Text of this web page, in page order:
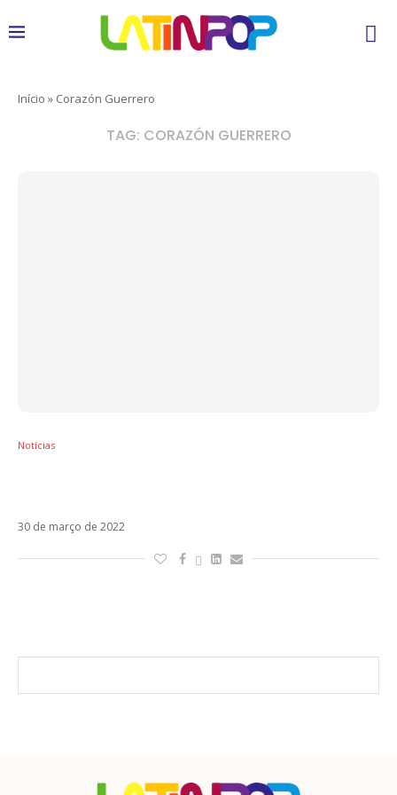
Início » Corazón Guerrero
TAG: CORAZÓN GUERRERO
Notícias
30 de março de 2022